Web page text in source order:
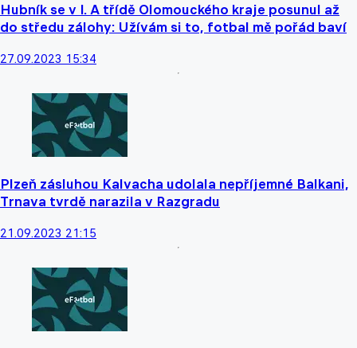
Hubník se v I. A třídě Olomouckého kraje posunul až
do středu zálohy: Užívám si to, fotbal mě pořád baví
27.09.2023 15:34
Plzeň zásluhou Kalvacha udolala nepříjemné Balkani,
Trnava tvrdě narazila v Razgradu
21.09.2023 21:15